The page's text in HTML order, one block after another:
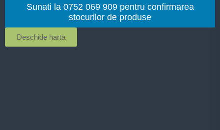
Sunati la 0752 069 909 pentru confirmarea
stocurilor de produse
Deschide harta